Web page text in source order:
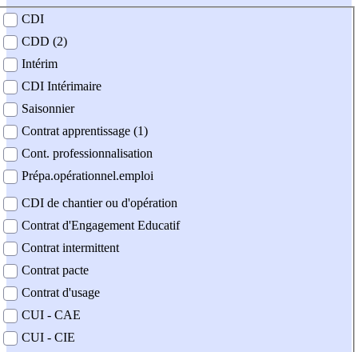
contrat
CDI
CDD (2)
Intérim
CDI Intérimaire
Saisonnier
Contrat apprentissage (1)
Cont. professionnalisation
Prépa.opérationnel.emploi
CDI de chantier ou d'opération
Contrat d'Engagement Educatif
Contrat intermittent
Contrat pacte
Contrat d'usage
CUI - CAE
CUI - CIE